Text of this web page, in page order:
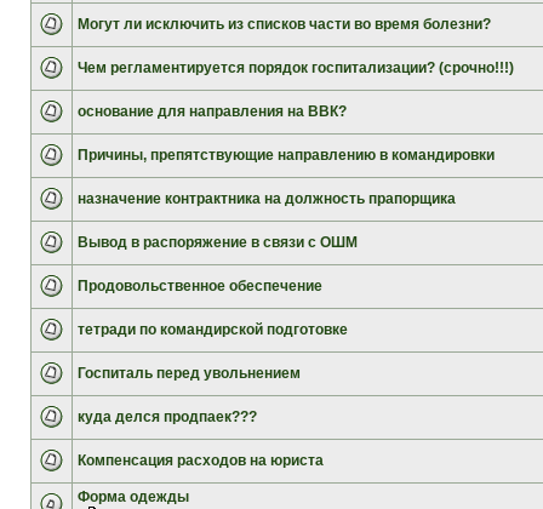
Могут ли исключить из списков части во время болезни?
Чем регламентируется порядок госпитализации? (срочно!!!)
основание для направления на ВВК?
Причины, препятствующие направлению в командировки
назначение контрактника на должность прапорщика
Вывод в распоряжение в связи с ОШМ
Продовольственное обеспечение
тетради по командирской подготовке
Госпиталь перед увольнением
куда делся продпаек???
Компенсация расходов на юриста
Форма одежды